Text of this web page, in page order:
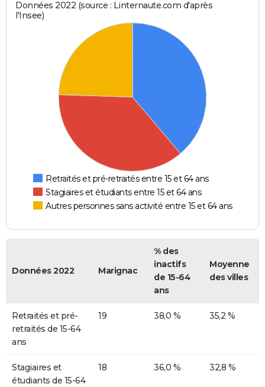
Données 2022 (source : Linternaute.com d'après
l'Insee)
Retraités et pré-retraités entre 15 et 64 ans
Stagiaires et étudiants entre 15 et 64 ans
Autres personnes sans activité entre 15 et 64 ans
Données 2022 Marignac
% des
inactifs
de 15-64
ans
Moyenne
des villes
Retraités et pré-
retraités de 15-64
ans
19 38,0 % 35,2 %
Stagiaires et
étudiants de 15-64
18 36,0 % 32,8 %